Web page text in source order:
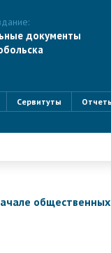
документы
Сервитуты